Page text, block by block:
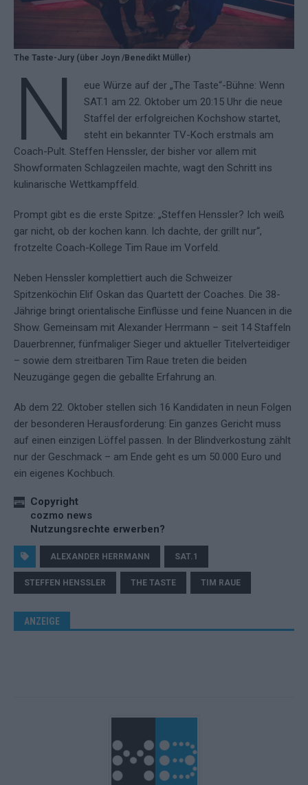
The Taste-Jury (über Joyn /Benedikt Müller)
N
eue Würze auf der „The Taste“-Bühne: Wenn
SAT.1 am 22. Oktober um 20:15 Uhr die neue
Staffel der erfolgreichen Kochshow startet,
steht ein bekannter TV-Koch erstmals am
Coach-Pult. Steffen Henssler, der bisher vor allem mit
Showformaten Schlagzeilen machte, wagt den Schritt ins
kulinarische Wettkampffeld.
Prompt gibt es die erste Spitze: „Steffen Henssler? Ich weiß
gar nicht, ob der kochen kann. Ich dachte, der grillt nur“,
frotzelte Coach-Kollege Tim Raue im Vorfeld.
Neben Henssler komplettiert auch die Schweizer
Spitzenköchin Elif Oskan das Quartett der Coaches. Die 38-
Jährige bringt orientalische Einflüsse und feine Nuancen in die
Show. Gemeinsam mit Alexander Herrmann – seit 14 Staffeln
Dauerbrenner, fünfmaliger Sieger und aktueller Titelverteidiger
– sowie dem streitbaren Tim Raue treten die beiden
Neuzugänge gegen die geballte Erfahrung an.
Ab dem 22. Oktober stellen sich 16 Kandidaten in neun Folgen
der besonderen Herausforderung: Ein ganzes Gericht muss
auf einen einzigen Löffel passen. In der Blindverkostung zählt
nur der Geschmack – am Ende geht es um 50.000 Euro und
ein eigenes Kochbuch.
Copyright
cozmo news
Nutzungsrechte erwerben?
ALEXANDER HERRMANN SAT.1
STEFFEN HENSSLER THE TASTE TIM RAUE
ANZEIGE